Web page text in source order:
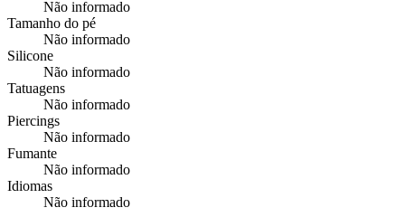
Não informado
Tamanho do pé
Não informado
Silicone
Não informado
Tatuagens
Não informado
Piercings
Não informado
Fumante
Não informado
Idiomas
Não informado